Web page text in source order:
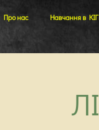
Про нас Навчання в